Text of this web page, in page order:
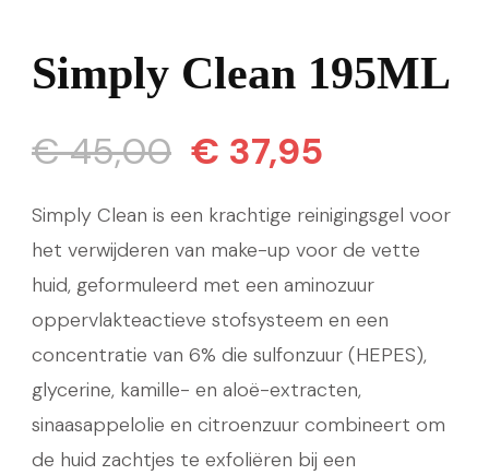
Simply Clean 195ML
€45,00 Oorspronkelijke
prijs
was:
€ 45,00.
€ 37,95
prijs
is:
€ 37,95.
Simply Clean is een krachtige reinigingsgel voor
het verwijderen van make-up voor de vette
huid, geformuleerd met een aminozuur
oppervlakteactieve stofsysteem en een
concentratie van 6% die sulfonzuur (HEPES),
glycerine, kamille- en aloë-extracten,
sinaasappelolie en citroenzuur combineert om
de huid zachtjes te exfoliëren bij een